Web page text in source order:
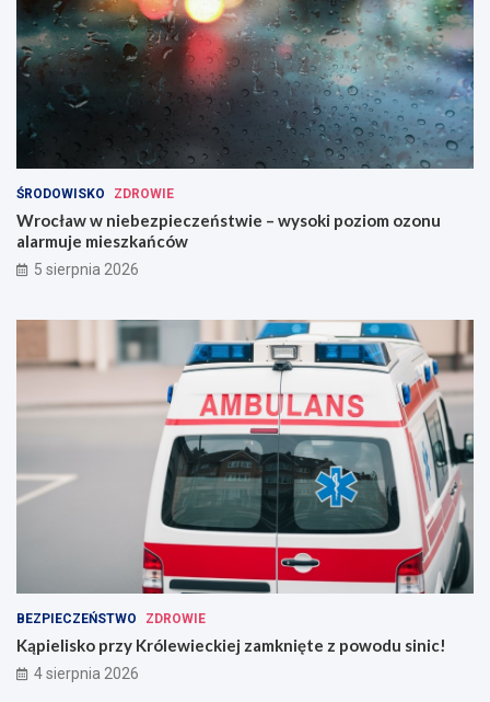
ŚRODOWISKO ZDROWIE
Wrocław w niebezpieczeństwie – wysoki poziom ozonu
alarmuje mieszkańców
5 sierpnia 2026
BEZPIECZEŃSTWO ZDROWIE
Kąpielisko przy Królewieckiej zamknięte z powodu sinic!
4 sierpnia 2026